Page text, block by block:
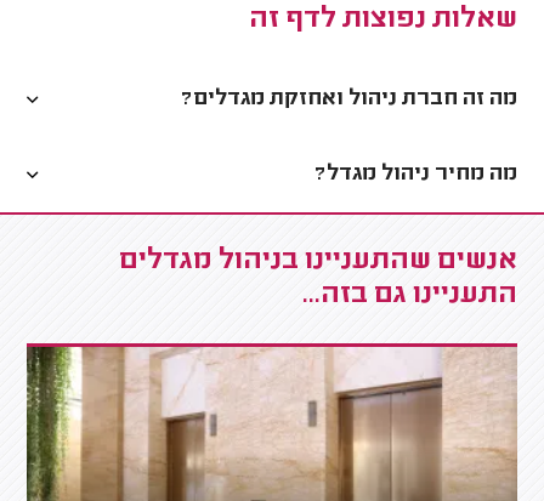
שאלות נפוצות לדף זה
מה זה חברת ניהול ואחזקת מגדלים?
מה מחיר ניהול מגדל?
אנשים שהתעניינו בניהול מגדלים
התעניינו גם בזה...